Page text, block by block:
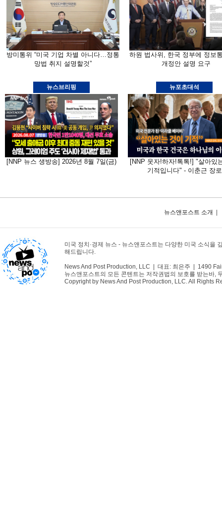
방미통위 “미국 기업 차별 아니다…정통
망법 취지 설명할것”
하원 법사위, 한국 정부에 정보
개정안 설명 요구
뉴스브리핑
[NNP 뉴스 생방송] 2026년 8월 7일(금)
뉴포초대석
[NNP 웃자!하자!톡톡!] "살아있
기적입니다" - 이춘근 장로
뉴스앤포스트 소개
미국 정치·경제 뉴스 - 뉴스앤포스트는 다양한 미국 소식을
해드립니다.
News And Post Production, LLC | 대표: 최은주 | 1490
뉴스앤포스트의 모든 콘텐트는 저작권법의 보호를 받는바,
Copyright by News And Post Production, LLC. All Rights